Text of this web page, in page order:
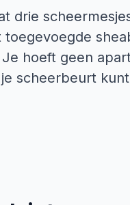
drie
hoeft geen
scheerbeurt